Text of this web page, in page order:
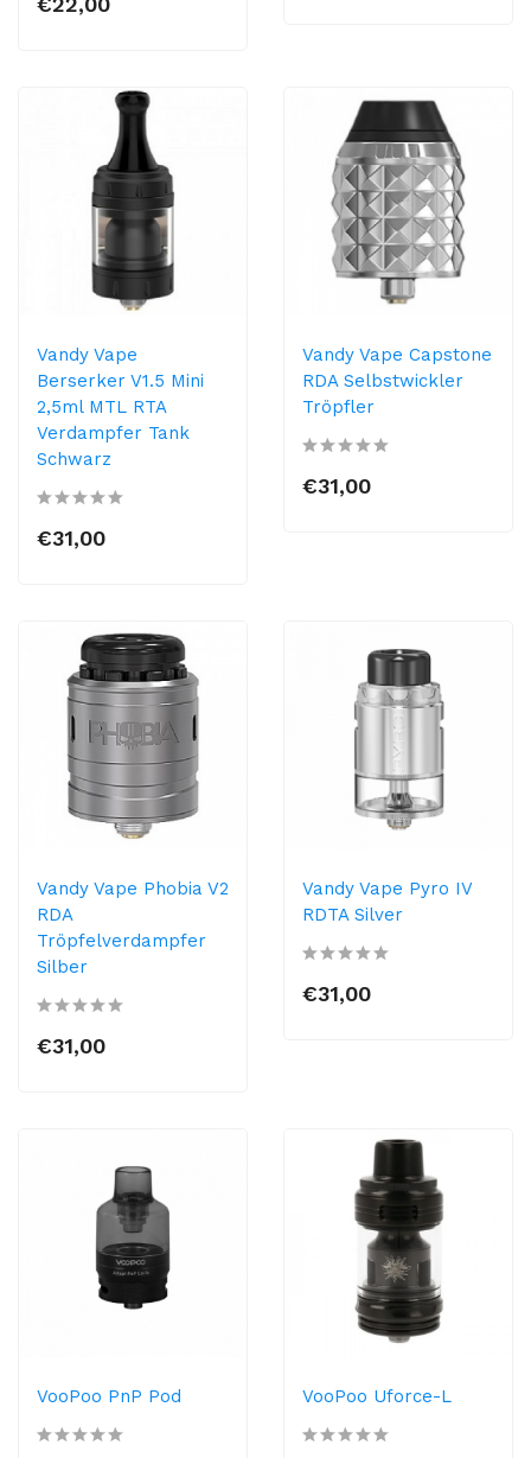
Vandy Vape
Berserker V1.5 Mini
2,5ml MTL RTA
Verdampfer Tank
Schwarz
€31,00
Vandy Vape Capstone
RDA Selbstwickler
Tröpfler
€31,00
Vandy Vape Phobia V2
RDA
Tröpfelverdampfer
Silber
€31,00
Vandy Vape Pyro IV
RDTA Silver
€31,00
VooPoo PnP Pod VooPoo Uforce-L